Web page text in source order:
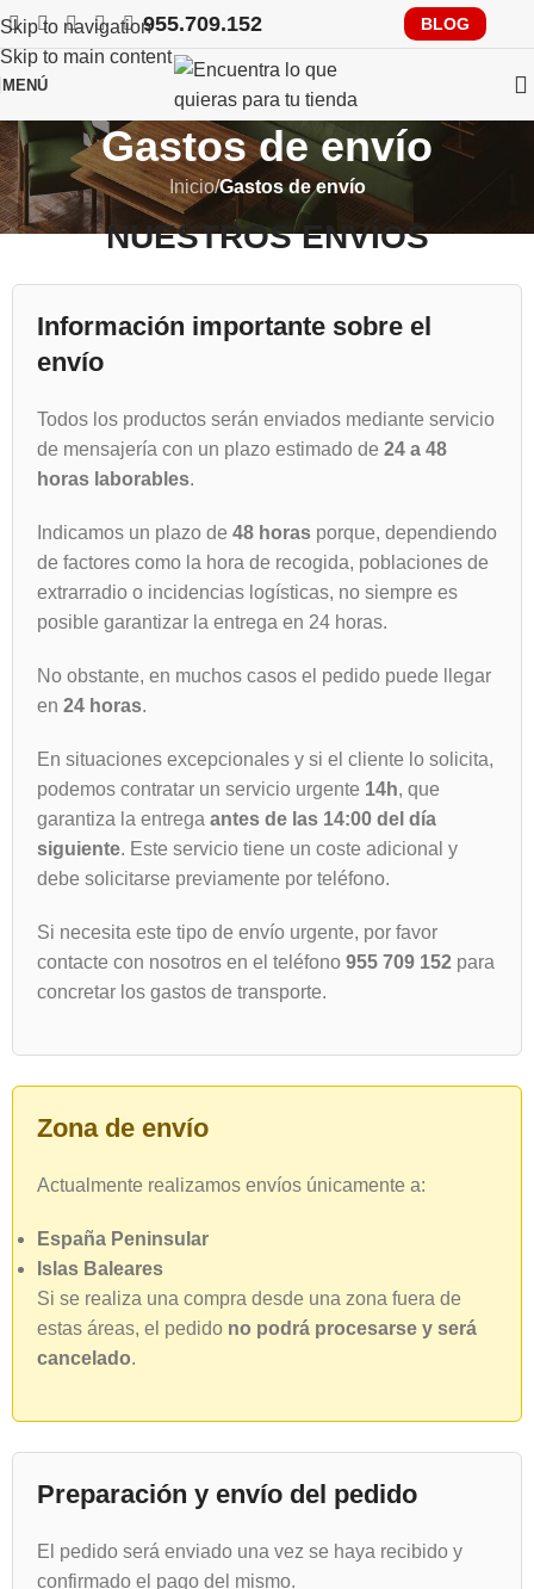
Skip to navigation
Skip to main content
RECUERDA QUE PRONTO TENDRÁS QUE CUMPLIR CON
VERIFACTU, CONSÚLTANOS
955.709.152 BLOG
MENÚ
Gastos de envío
Inicio/Gastos de envío
NUESTROS ENVÍOS
Información importante sobre el
envío
Todos los productos serán enviados mediante servicio
de mensajería con un plazo estimado de 24 a 48
horas laborables.
Indicamos un plazo de 48 horas porque, dependiendo
de factores como la hora de recogida, poblaciones de
extrarradio o incidencias logísticas, no siempre es
posible garantizar la entrega en 24 horas.
No obstante, en muchos casos el pedido puede llegar
en 24 horas.
En situaciones excepcionales y si el cliente lo solicita,
podemos contratar un servicio urgente 14h, que
garantiza la entrega antes de las 14:00 del día
siguiente. Este servicio tiene un coste adicional y
debe solicitarse previamente por teléfono.
Si necesita este tipo de envío urgente, por favor
contacte con nosotros en el teléfono 955 709 152 para
concretar los gastos de transporte.
Zona de envío
Actualmente realizamos envíos únicamente a:
España Peninsular
Islas Baleares
Si se realiza una compra desde una zona fuera de
estas áreas, el pedido no podrá procesarse y será
cancelado.
Preparación y envío del pedido
El pedido será enviado una vez se haya recibido y
confirmado el pago del mismo.